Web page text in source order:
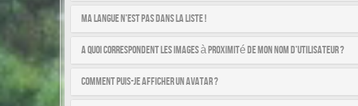
Ma langue n’est pas dans la liste !
A quoi correspondent les images à proximité de mon nom d’utilisateur ?
Comment puis-je afficher un avatar ?